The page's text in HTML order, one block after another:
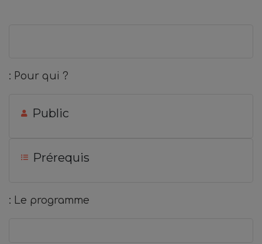
: Pour qui ?
Public
Prérequis
: Le programme